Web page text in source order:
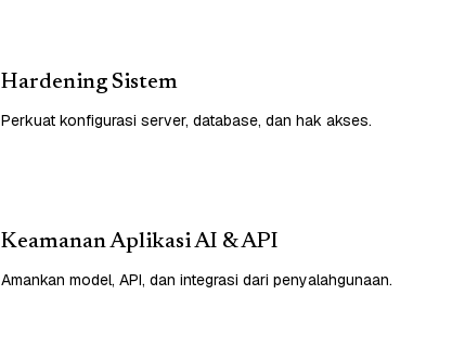
Hardening Sistem
Perkuat konfigurasi server, database, dan hak akses.
Keamanan Aplikasi AI & API
Amankan model, API, dan integrasi dari penyalahgunaan.